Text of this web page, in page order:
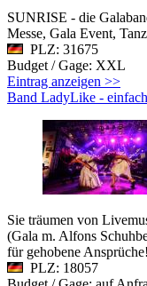
SUNRISE - die
Messe, Gala Event,
PLZ: 31675
Budget / Gage: XXL
Eintrag anzeigen >>
Band LadyLike -
Sie träumen von
(Gala m. Alfons
für gehobene
PLZ: 18057